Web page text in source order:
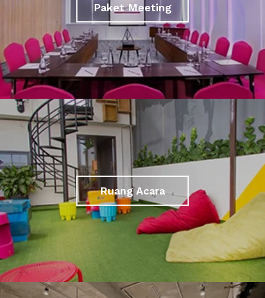
Paket Meeting
Ruang Acara